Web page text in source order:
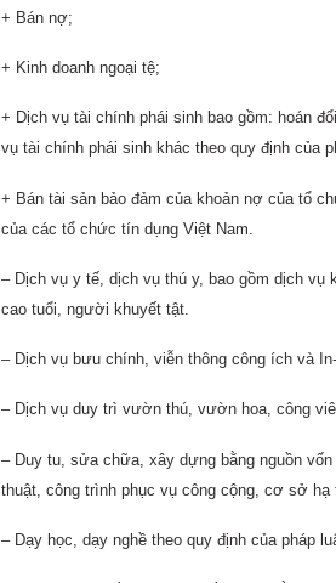
+ Bán nợ;
+ Kinh doanh ngoại tệ;
+ Dịch vụ tài chính phái sinh bao gồm: hoán
vụ tài chính phái sinh khác theo quy định của
+ Bán tài sản bảo đảm của khoản nợ của tổ
của các tổ chức tín dụng Việt Nam.
– Dịch vụ y tế, dịch vụ thú y, bao gồm dịch
cao tuổi, người khuyết tật.
– Dịch vụ bưu chính, viễn thông công ích và
– Dịch vụ duy trì vườn thú, vườn hoa, công
– Duy tu, sửa chữa, xây dựng bằng nguồn
thuật, công trình phục vụ công cộng, cơ sở
– Dạy học, dạy nghề theo quy định của pháp